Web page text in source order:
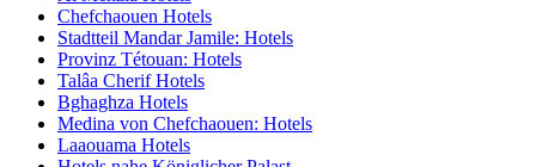
Chefchaouen Hotels
Stadtteil Mandar Jamile: Hotels
Provinz Tétouan: Hotels
Talâa Cherif Hotels
Bghaghza Hotels
Medina von Chefchaouen: Hotels
Laaouama Hotels